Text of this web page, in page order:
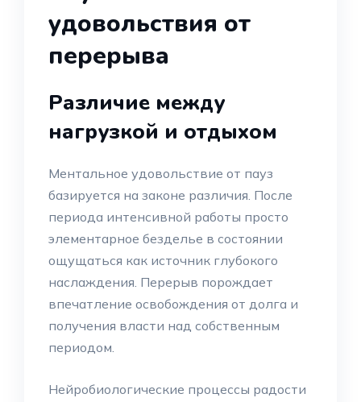
удовольствия от
перерыва
Различие между
нагрузкой и отдыхом
Ментальное удовольствие от пауз
базируется на законе различия. После
периода интенсивной работы просто
элементарное безделье в состоянии
ощущаться как источник глубокого
наслаждения. Перерыв порождает
впечатление освобождения от долга и
получения власти над собственным
периодом.
Нейробиологические процессы радости